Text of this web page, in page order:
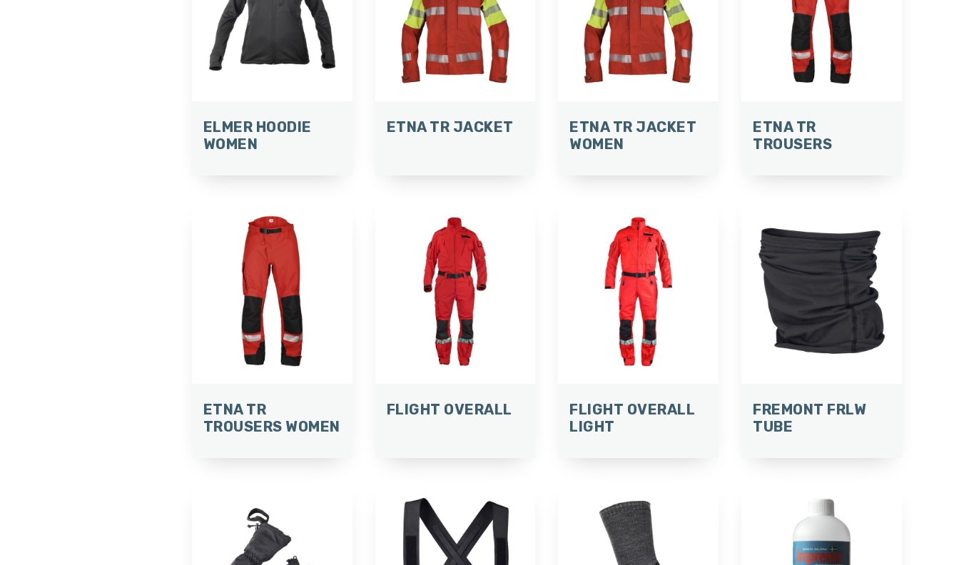
ELMER HOODIE
WOMEN
ETNA TR JACKET
ETNA TR JACKET
WOMEN
ETNA TR
TROUSERS
ETNA TR
TROUSERS WOMEN
FLIGHT OVERALL
FLIGHT OVERALL
LIGHT
FREMONT FRLW
TUBE